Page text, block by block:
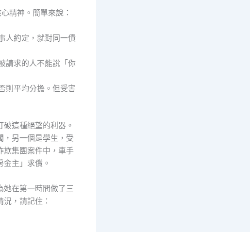
精神。簡單來說：
人約定，就對同一債
請求的人不能說「你
則平均分擔。但受害
這種絕望的利器。
，另一個是學生，受
欺集團案件中，車手
主」求償。
她在第一時間做了三
況，請記住：